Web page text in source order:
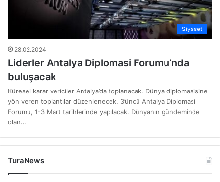
Siyaset
28.02.2024
Liderler Antalya Diplomasi Forumu’nda
buluşacak
Küresel karar vericiler Antalya’da toplanacak. Dünya diplomasisine
yön veren toplantılar düzenlenecek. 3’üncü Antalya Diplomasi
Forumu, 1-3 Mart tarihlerinde yapılacak. Dünyanın gündeminde
olan…
TuraNews